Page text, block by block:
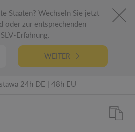
Staaten? Wechseln Sie jetzt
oder zur entsprechenden
Erfahrung.
WEITER
Dostępności towarów
24h DE | 48h EU
5 lat gwarancji
inżynieria